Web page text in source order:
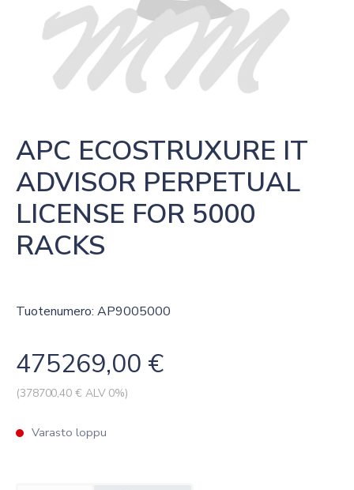
APC ECOSTRUXURE IT
ADVISOR PERPETUAL
LICENSE FOR 5000
RACKS
Tuotenumero: AP9005000
475269,00 €
(378700,40 € ALV 0%)
Varasto loppu